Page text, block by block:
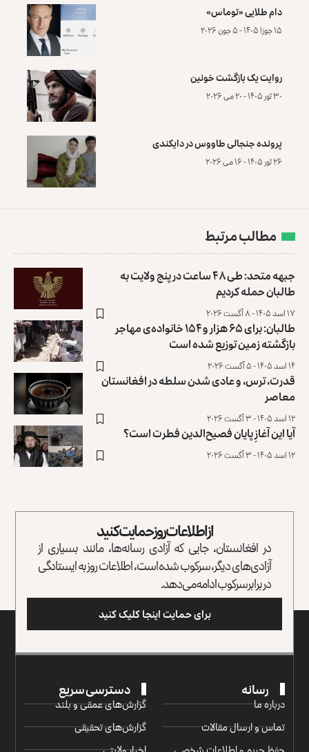
دام طلایی «توماس»
۱۵ جوزا ۱۴۰۵ - ۵ جون ۲۰۲۶
روایت یک بازگشت خونین
۳۰ ثور ۱۴۰۵ - ۲۰ می ۲۰۲۶
پرونده‌ جنجالی طاووس در دایکندی
۲۶ ثور ۱۴۰۵ - ۱۶ می ۲۰۲۶
مطالب مرتبط
جبهه متحد: طی ۴۸ ساعت در پنج ولایت به
طالبان حمله کردیم
۱۷ اسد ۱۴۰۵ - ۸ آگست ۲۰۲۶
طالبان: برای ۶۵ هزار و ۱۵۴ خانواده‌ی مهاجر
بازگشته زمین توزیع ‏شده است
۱۴ اسد ۱۴۰۵ - ۵ آگست ۲۰۲۶
قدرت، ترس، و عادی ‌شدن سلطه در افغانستان
معاصر
۱۲ اسد ۱۴۰۵ - ۳ آگست ۲۰۲۶
آیا این آغازِ پایان فصیح‌الدین فطرت است؟
۱۲ اسد ۱۴۰۵ - ۳ آگست ۲۰۲۶
از اطلاعات روز حمایت کنید
در افغانستان، جایی که آزادی رسانه‌ها، مانند بسیاری از
آزادی‌های دیگر، سرکوب شده است، اطلاعات روز به ایستادگی
در برابر سرکوب ادامه می‌دهد.
برای حمایت اینجا کلیک کنید
رسانه
درباره ما
تماس و ارسال مقالات
دسترسی سریع
گزارش‌‌های عمقی و بلند
گزارش‌های تحقیقی